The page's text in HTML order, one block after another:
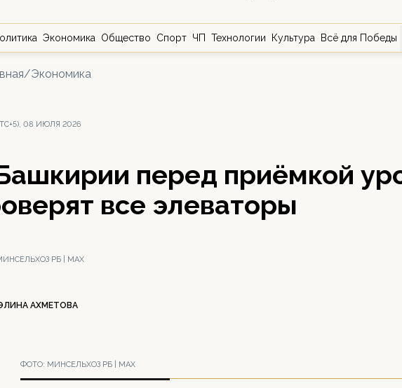
Экономика Общество Спорт ЧП Технологии Культура Всё для Победы
/Экономика
08 ИЮЛЯ 2026
перед приёмкой
все элеваторы
РБ | МАХ
АХМЕТОВА
ФОТО: МИНСЕЛЬХОЗ РБ | МАХ